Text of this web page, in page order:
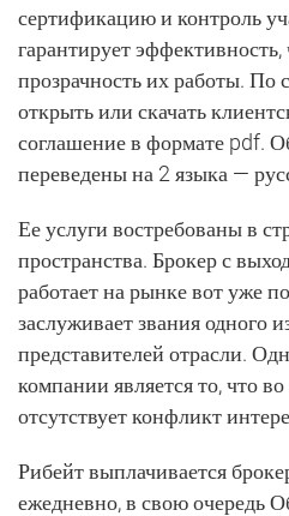
сертификацию и контроль
гарантирует эффективность,
прозрачность их работы.
открыть или скачать
соглашение в формате pdf.
переведены на 2 языка —
Ее услуги востребованы в
пространства. Брокер с
работает на рынке вот уже
заслуживает звания одного
представителей отрасли.
компании является то, что
отсутствует конфликт
Рибейт выплачивается
ежедневно, в свою очередь